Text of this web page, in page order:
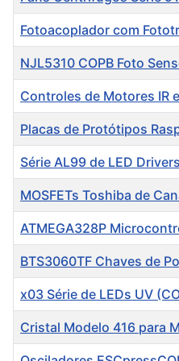
Fotoacoplador com
NJL5310 COPB Foto
Controles de Motores IR
Placas de Protótipos
Série AL99 de LED
MOSFETs Toshiba de
ATMEGA328P
BTS3060TF Chaves de
x03 Série de LEDs UV
Cristal Modelo 416 para